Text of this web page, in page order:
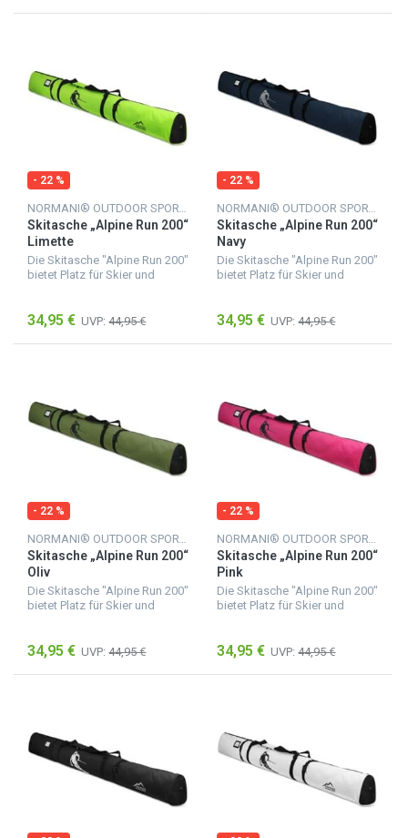
- 22 %
Skitasche „Alpine Run 200“
Limette
Die Skitasche "Alpine Run 200"
bietet Platz für Skier und
feuchtigkeitsunempfindlichem
34,95 € UVP: 44,95 €
- 22 %
Skitasche „Alpine Run 200“
Navy
Die Skitasche "Alpine Run 200"
bietet Platz für Skier und
feuchtigkeitsunempfindlichem
34,95 € UVP: 44,95 €
- 22 %
Skitasche „Alpine Run 200“
Oliv
Die Skitasche "Alpine Run 200"
bietet Platz für Skier und
feuchtigkeitsunempfindlichem
34,95 € UVP: 44,95 €
- 22 %
Skitasche „Alpine Run 200“
Pink
Die Skitasche "Alpine Run 200"
bietet Platz für Skier und
feuchtigkeitsunempfindlichem
34,95 € UVP: 44,95 €